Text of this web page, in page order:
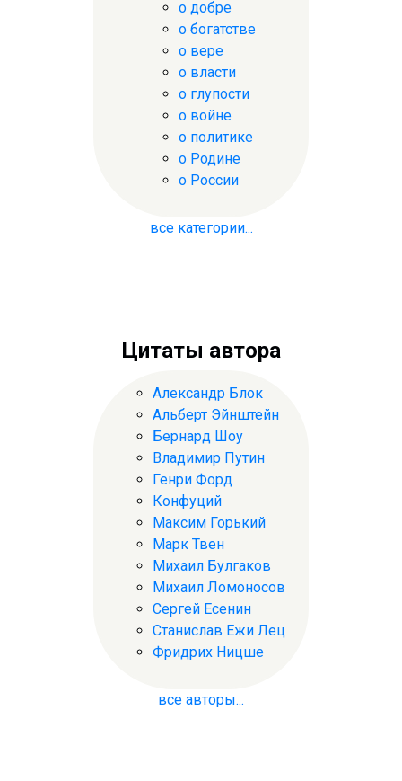
о добре
о богатстве
о вере
о власти
о глупости
о войне
о политике
о Родине
о России
все категории...
Цитаты автора
Александр Блок
Альберт Эйнштейн
Бернард Шоу
Владимир Путин
Генри Форд
Конфуций
Максим Горький
Марк Твен
Михаил Булгаков
Михаил Ломоносов
Сергей Есенин
Станислав Ежи Лец
Фридрих Ницше
все авторы...